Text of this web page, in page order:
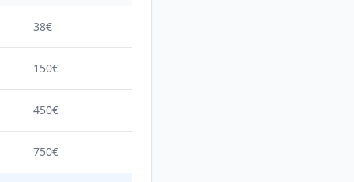
38€
150€
450€
750€